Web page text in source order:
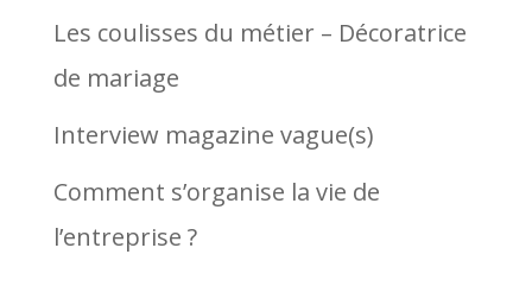
Les coulisses du métier – Décoratrice
de mariage
Interview magazine vague(s)
Comment s’organise la vie de
l’entreprise ?